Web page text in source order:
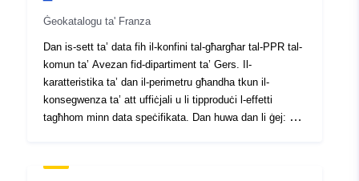
konsegwenza ta’ att uffiċjali u li tipproduċi l-effetti
tagħhom minn data speċifikata. Dan huwa dan li ġej: —
il-kamp ta" applikazzjoni preskritt kif stabbilit fl-ordni tal-
preskrizzjoni tal-PPRI; — il-kamp ta’ applikazzjoni tal-
esponiment għar-riskju li jikkorrispondi għall-kamp ta’
applikazzjoni rregolat mill-RPP approvat. Dan il-
perimetru approvat huwa servitù ta’ utilità; — l-ambitu
Ġeokatalogu ta' Franza
Dan is-sett ta’ data fih il-konfini tal-għargħar tal-PPR tal-
komun ta’ Avezan fid-dipartiment ta’ Gers. Il-
karatteristika ta’ dan il-perimetru għandha tkun il-
konsegwenza ta’ att uffiċjali u li tipproduċi l-effetti
tagħhom minn data speċifikata. Dan huwa dan li ġej: —
esponiment għar-riskju li jikkorrispondi għall-kamp ta’